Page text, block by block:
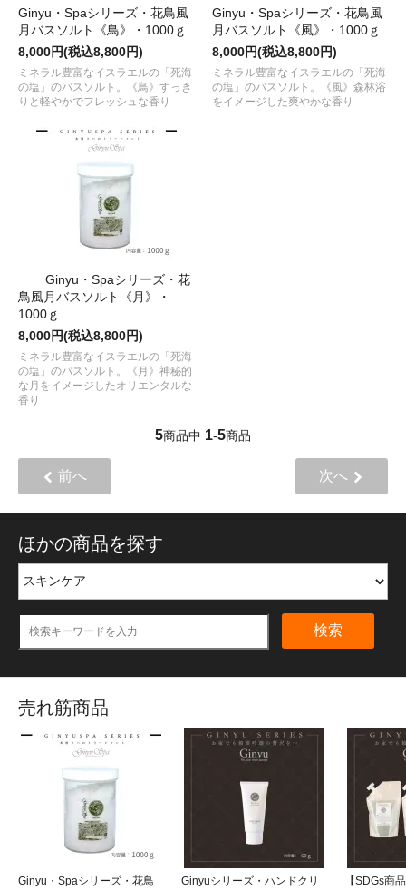
Ginyu・Spaシリーズ・花鳥風
月バスソルト《鳥》・1000ｇ
8,000円(税込8,800円)
ミネラル豊富なイスラエルの「死海
の塩」のバスソルト。《鳥》すっき
りと軽やかでフレッシュな香り
Ginyu・Spaシリーズ・花鳥風
月バスソルト《風》・1000ｇ
8,000円(税込8,800円)
ミネラル豊富なイスラエルの「死海
の塩」のバスソルト。《風》森林浴
をイメージした爽やかな香り
Ginyu・Spaシリーズ・花
鳥風月バスソルト《月》・
1000ｇ
8,000円(税込8,800円)
ミネラル豊富なイスラエルの「死海
の塩」のバスソルト。《月》神秘的
な月をイメージしたオリエンタルな
香り
5商品中 1-5商品
前へ 次へ
ほかの商品を探す
検索
売れ筋商品
Ginyu・Spaシリーズ・花鳥
Ginyuシリーズ・ハンドクリ
【SDGs商